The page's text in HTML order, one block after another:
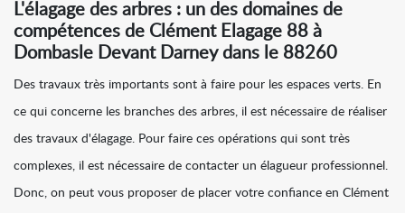
L'élagage des arbres : un des domaines de
compétences de Clément Elagage 88 à
Dombasle Devant Darney dans le 88260
Des travaux très importants sont à faire pour les espaces verts. En
ce qui concerne les branches des arbres, il est nécessaire de réaliser
des travaux d'élagage. Pour faire ces opérations qui sont très
complexes, il est nécessaire de contacter un élagueur professionnel.
Donc, on peut vous proposer de placer votre confiance en Clément